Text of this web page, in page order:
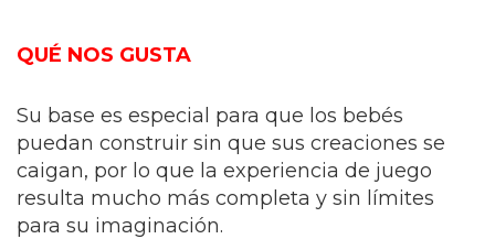
QUÉ NOS GUSTA
Su base es especial para que los bebés
puedan construir sin que sus creaciones se
caigan, por lo que la experiencia de juego
resulta mucho más completa y sin límites
para su imaginación.